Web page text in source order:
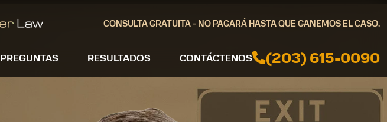
CONSULTA GRATUITA - NO PAGARÁ HASTA QUE GANEMOS EL CASO.
PREGUNTAS RESULTADOS CONTÁCTENOS (203) 615-0090